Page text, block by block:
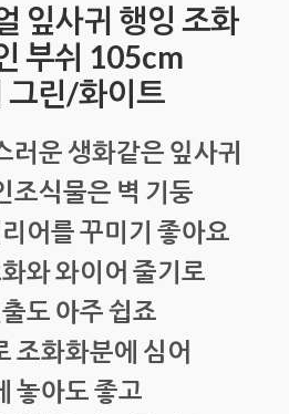
잎사귀 행잉 조화
부쉬 105cm
그린/화이트
러운 생화같은 잎사귀
조식물은 벽 기둥
어를 꾸미기 좋아요
와 와이어 줄기로
도 아주 쉽죠
조화화분에 심어
놓아도 좋고